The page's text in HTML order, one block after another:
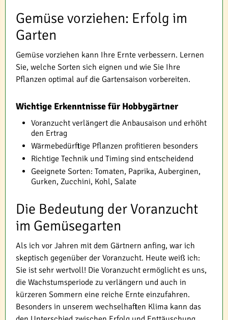
Gemüse vorziehen: Erfolg im
Garten
Gemüse vorziehen kann Ihre Ernte verbessern. Lernen
Sie, welche Sorten sich eignen und wie Sie Ihre
Pflanzen optimal auf die Gartensaison vorbereiten.
Wichtige Erkenntnisse für Hobbygärtner
Voranzucht verlängert die Anbausaison und erhöht
den Ertrag
Wärmebedürftige Pflanzen profitieren besonders
Richtige Technik und Timing sind entscheidend
Geeignete Sorten: Tomaten, Paprika, Auberginen,
Gurken, Zucchini, Kohl, Salate
Die Bedeutung der Voranzucht
im Gemüsegarten
Als ich vor Jahren mit dem Gärtnern anfing, war ich
skeptisch gegenüber der Voranzucht. Heute weiß ich:
Sie ist sehr wertvoll! Die Voranzucht ermöglicht es uns,
die Wachstumsperiode zu verlängern und auch in
kürzeren Sommern eine reiche Ernte einzufahren.
Besonders in unserem wechselhaften Klima kann das